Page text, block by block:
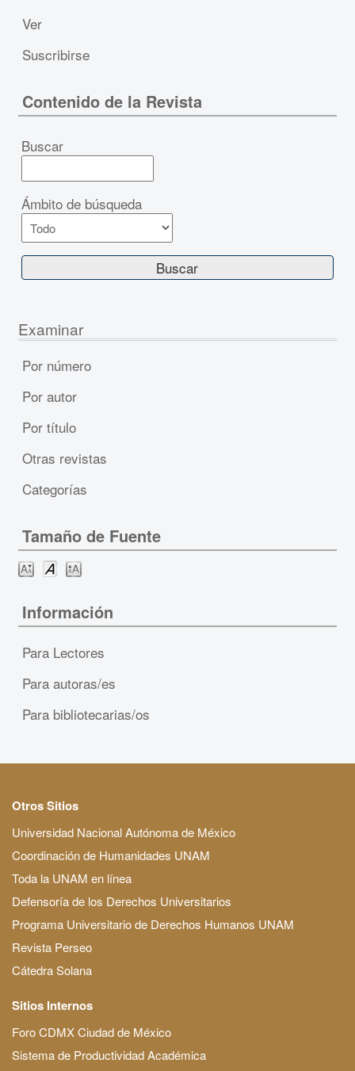
Ver
Suscribirse
Contenido de la Revista
Buscar
Ámbito de búsqueda
Examinar
Por número
Por autor
Por título
Otras revistas
Categorías
Tamaño de Fuente
Información
Para Lectores
Para autoras/es
Para bibliotecarias/os
Otros Sitios
Universidad Nacional Autónoma de México
Coordinación de Humanidades UNAM
Toda la UNAM en línea
Defensoría de los Derechos Universitarios
Programa Universitario de Derechos Humanos UNAM
Revista Perseo
Cátedra Solana
Sitios Internos
Foro CDMX Ciudad de México
Sistema de Productividad Académica